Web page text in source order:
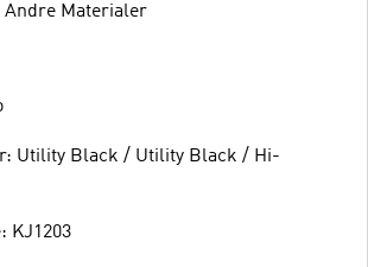
Andre Materialer
Utility Black / Utility Black / Hi-
KJ1203